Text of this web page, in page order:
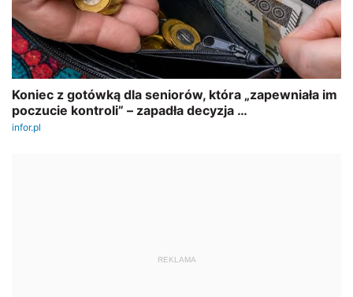
REKLAMA